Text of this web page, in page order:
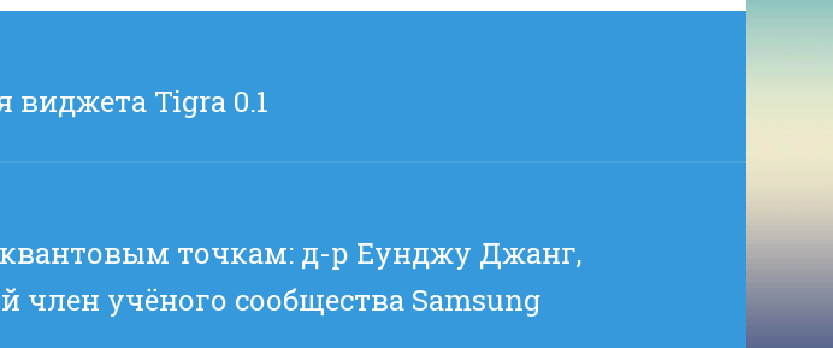
виджетa Tigra 0.1
точкам: д-р Еунджу Джанг,
член учёного сообщества Samsung